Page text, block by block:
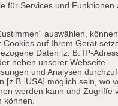
für Services und Funktionen
auswählen,
auf Ihrem Gerät
Daten [z. B. IP-
neben unserer Webseite
und Analysen
[z.B. USA] möglich sein, wo
werden kann und Zugriffe